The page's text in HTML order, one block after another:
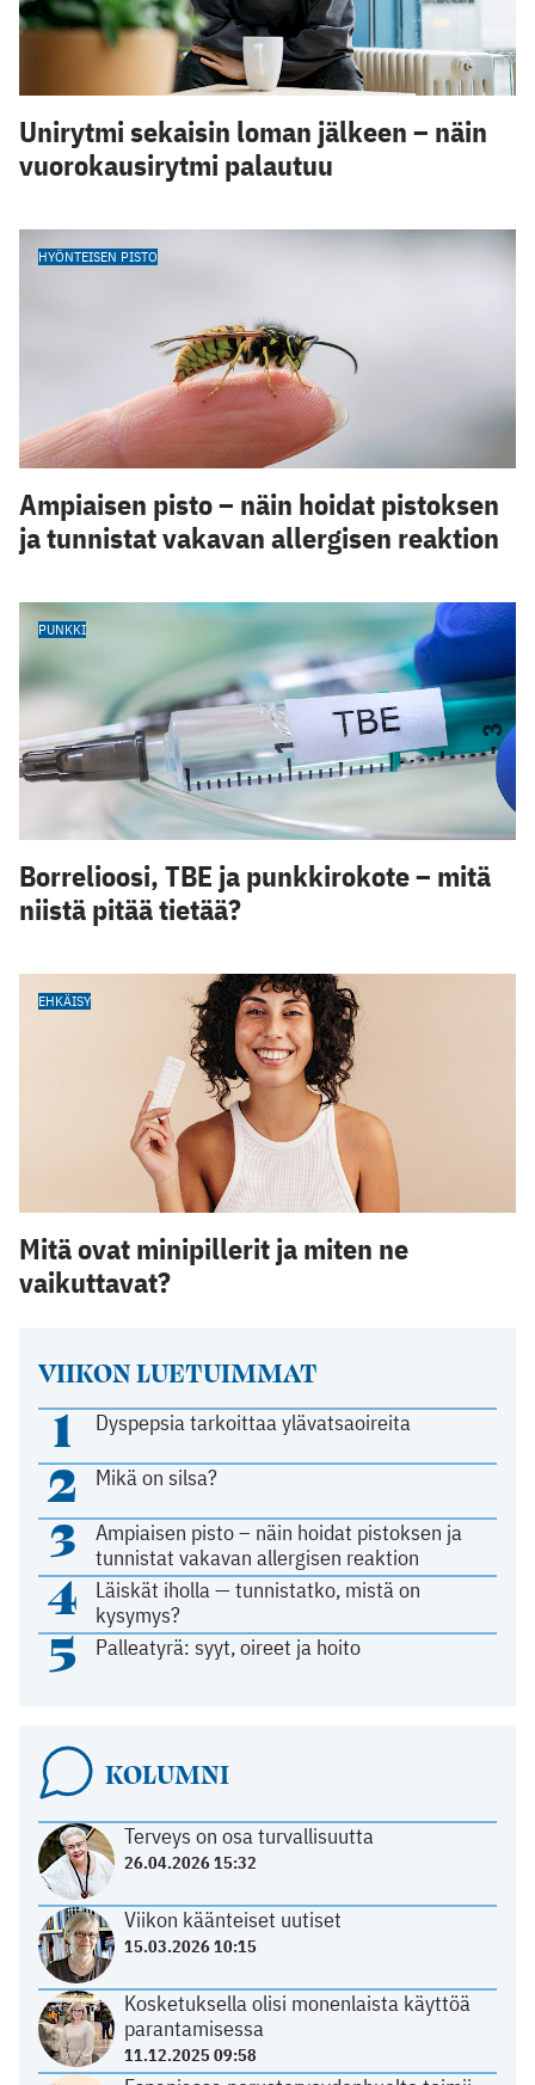
VIIKON LUETUIMMAT
1 Dyspepsia tarkoittaa ylävatsaoireita
2 Mikä on silsa?
3
Ampiaisen pisto – näin hoidat pistoksen ja
tunnistat vakavan allergisen reaktion
4
Läiskät iholla — tunnistatko, mistä on
kysymys?
5 Palleatyrä: syyt, oireet ja hoito
KOLUMNI
Terveys on osa turvallisuutta
26.04.2026 15:32
Viikon käänteiset uutiset
15.03.2026 10:15
Kosketuksella olisi monenlaista käyttöä
parantamisessa
11.12.2025 09:58
Unirytmi sekaisin loman jälkeen – näin
vuorokausirytmi palautuu
HYÖNTEISEN PISTO
Ampiaisen pisto – näin hoidat pistoksen
ja tunnistat vakavan allergisen reaktion
PUNKKI
Borrelioosi, TBE ja punkkirokote – mitä
niistä pitää tietää?
EHKÄISY
Mitä ovat minipillerit ja miten ne
vaikuttavat?